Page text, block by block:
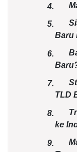
4.
5.
Baru
6.
7.
TLD
8.
ke
9.